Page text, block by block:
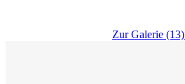
Zur Galerie (13)